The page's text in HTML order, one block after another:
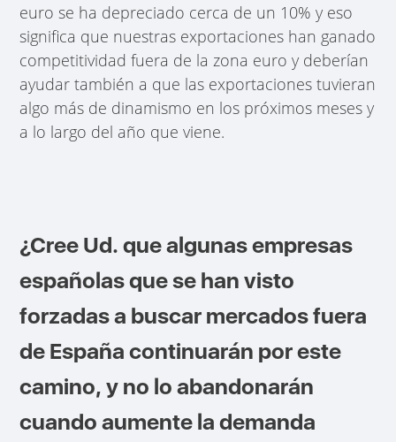
euro se ha depreciado cerca de un 10% y eso
significa que nuestras exportaciones han ganado
competitividad fuera de la zona euro y deberían
ayudar también a que las exportaciones tuvieran
algo más de dinamismo en los próximos meses y
a lo largo del año que viene.
¿Cree Ud. que algunas empresas
españolas que se han visto
forzadas a buscar mercados fuera
de España continuarán por este
camino, y no lo abandonarán
cuando aumente la demanda